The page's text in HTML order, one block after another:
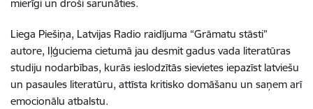
mierīgi un droši sarunāties.
Liega Piešiņa, Latvijas Radio raidījuma “Grāmatu stāsti”
autore, Iļģuciema cietumā jau desmit gadus vada literatūras
studiju nodarbības, kurās ieslodzītās sievietes iepazīst latviešu
un pasaules literatūru, attīsta kritisko domāšanu un saņem arī
emocionālu atbalstu.